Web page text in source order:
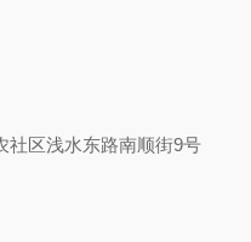
社区浅水东路南顺街9号